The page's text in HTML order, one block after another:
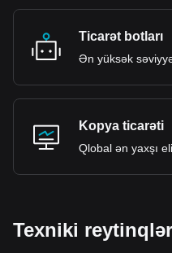
Ticarət botları
Kopya ticarəti
Qlobal ən yaxşı
Texniki